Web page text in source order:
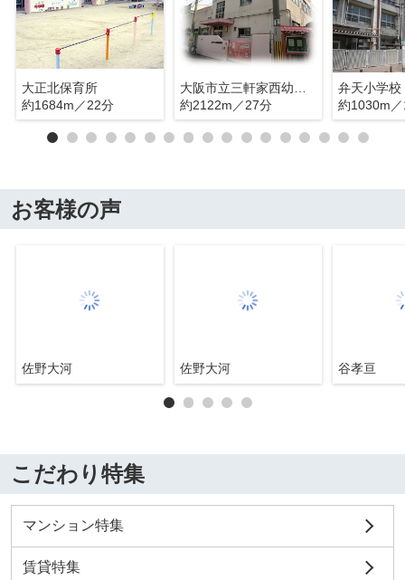
大正北保育所
約1684m／22分
約2122m／27分
弁天小学校
約1030m
お客様の声
佐野大河 佐野大河 谷孝亘
こだわり特集
マンション特集
賃貸特集